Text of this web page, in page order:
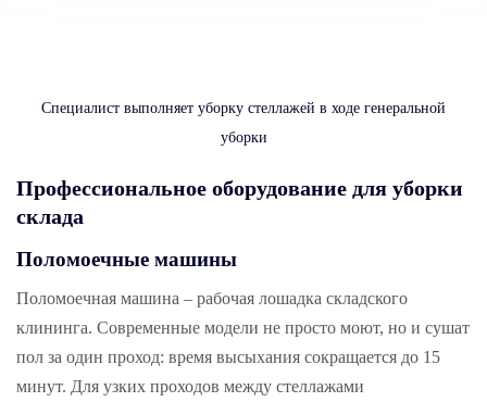
Специалист выполняет уборку стеллажей в ходе генеральной
уборки
Профессиональное оборудование для уборки
склада
Поломоечные машины
Поломоечная машина – рабочая лошадка складского
клининга. Современные модели не просто моют, но и сушат
пол за один проход: время высыхания сокращается до 15
минут. Для узких проходов между стеллажами